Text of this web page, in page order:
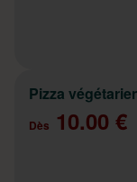
Pizza
Dès 10.00 €